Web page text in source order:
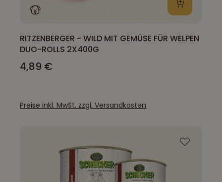
RITZENBERGER - WILD MIT GEMÜSE FÜR WELPEN
DUO-ROLLS 2X400G
4,89 €
Preise inkl. MwSt. zzgl. Versandkosten